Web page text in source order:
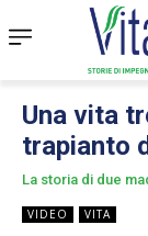
Una vita
trapianto
La storia di due
VIDEO VITA